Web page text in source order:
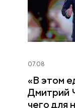
07.08
«В этом
Дмитрий
чего для